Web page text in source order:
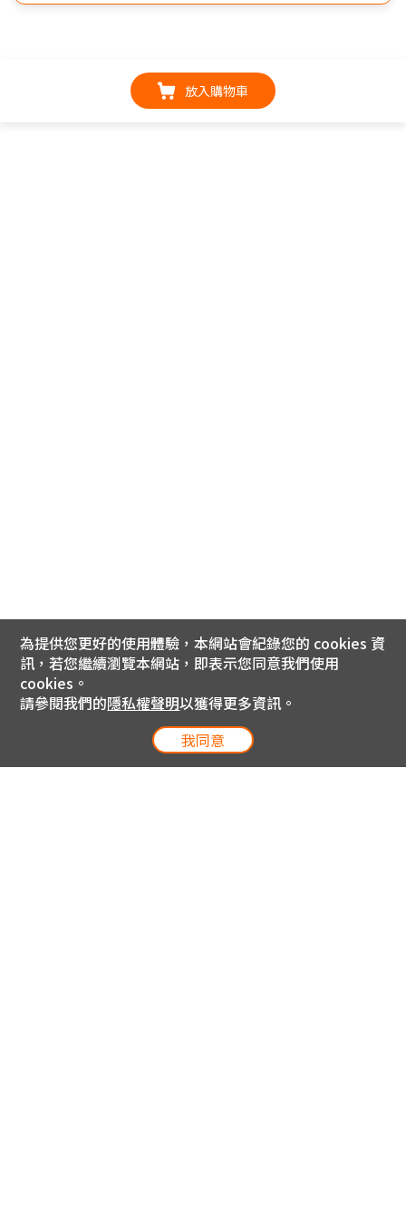
放入購物車
為提供您更好的使用體驗，本網站會紀錄您的 cookies 資
訊，若您繼續瀏覽本網站，即表示您同意我們使用
cookies。
請參閱我們的隱私權聲明以獲得更多資訊。
我同意